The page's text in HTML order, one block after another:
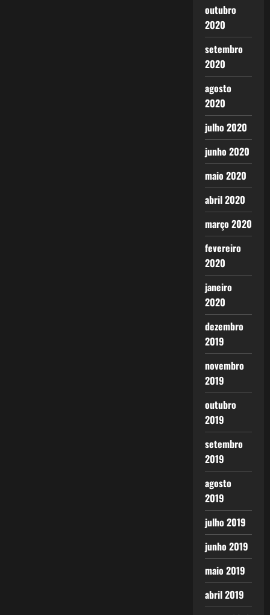
outubro
2020
setembro
2020
agosto
2020
julho 2020
junho 2020
maio 2020
abril 2020
março 2020
fevereiro
2020
janeiro
2020
dezembro
2019
novembro
2019
outubro
2019
setembro
2019
agosto
2019
julho 2019
junho 2019
maio 2019
abril 2019